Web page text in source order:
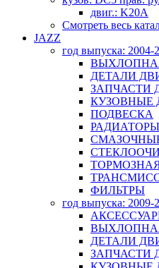
двиг.: K20A
Смотреть весь
JAZZ
год выпуска: 2004-
ДЕТАЛИ
ЗАПЧАСТИ
КУЗОВНЫЕ
ПОДВЕСКА
РАДИАТОРЫ
ФИЛЬТРЫ
год выпуска: 2009-
ДЕТАЛИ
ЗАПЧАСТИ